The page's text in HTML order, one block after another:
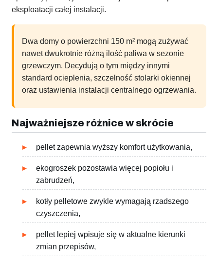
eksploatacji całej instalacji.
Dwa domy o powierzchni 150 m² mogą zużywać
nawet dwukrotnie różną ilość paliwa w sezonie
grzewczym. Decydują o tym między innymi
standard ocieplenia, szczelność stolarki okiennej
oraz ustawienia instalacji centralnego ogrzewania.
Najważniejsze różnice w skrócie
pellet zapewnia wyższy komfort użytkowania,
ekogroszek pozostawia więcej popiołu i
zabrudzeń,
kotły pelletowe zwykle wymagają rzadszego
czyszczenia,
pellet lepiej wpisuje się w aktualne kierunki
zmian przepisów,